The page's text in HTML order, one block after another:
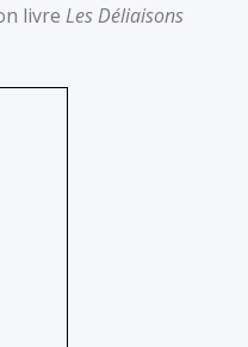
livre LesDéliaisons